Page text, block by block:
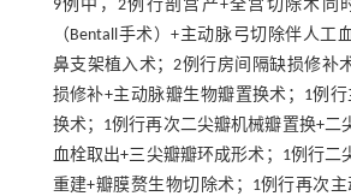
9例中，2例行剖宫产+全宫切除术同
（Bentall手术）+主动脉弓切除伴人工
鼻支架植入术；2例行房间隔缺损修补
损修补+主动脉瓣生物瓣置换术；1例
换术；1例行再次二尖瓣机械瓣置换+二
血栓取出+三尖瓣瓣环成形术；1例行二
重建+瓣膜赘生物切除术；1例行再次